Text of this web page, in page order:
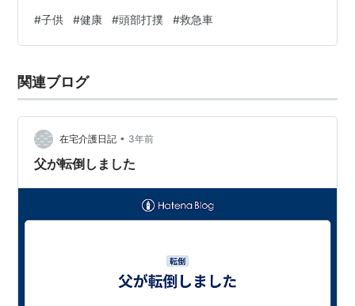
内で頭をぶつけた後に嘔吐してしまった」という状況だ
けを聞いてもすぐに受診を促すべきだったのではと思い
いですが、重症になることは稀です。 しかし今回のニュ
ースの場合のように時に命の危険となることもあるのが
#子供 #健康 #頭部打撲 #救急車
関連ブログ
在宅介護日記 • 3年前
父が転倒しました